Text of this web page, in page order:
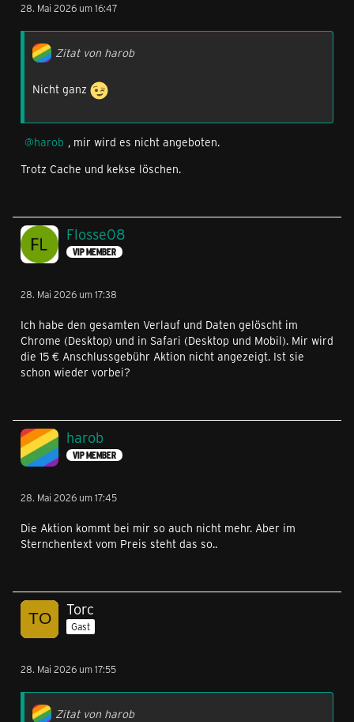
28. Mai 2026 um 16:47
Zitat von harob
Nicht ganz
harob , mir wird es nicht angeboten.
Trotz Cache und kekse löschen.
Flosse08
VIP MEMBER
28. Mai 2026 um 17:38
Ich habe den gesamten Verlauf und Daten gelöscht im
Chrome (Desktop) und in Safari (Desktop und Mobil). Mir wird
die 15 € Anschlussgebühr Aktion nicht angezeigt. Ist sie
schon wieder vorbei?
harob
VIP MEMBER
28. Mai 2026 um 17:45
Die Aktion kommt bei mir so auch nicht mehr. Aber im
Sternchentext vom Preis steht das so..
Torc
Gast
28. Mai 2026 um 17:55
Zitat von harob